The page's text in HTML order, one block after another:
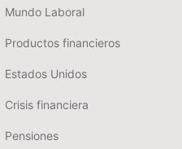
Mundo Laboral
Productos financieros
Estados Unidos
Crisis financiera
Pensiones